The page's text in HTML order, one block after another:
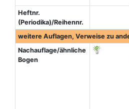
Heftnr.
(Periodika)/Reihennr.
weitere Auflagen, Verweise zu
Nachauflage/ähnliche
Bogen